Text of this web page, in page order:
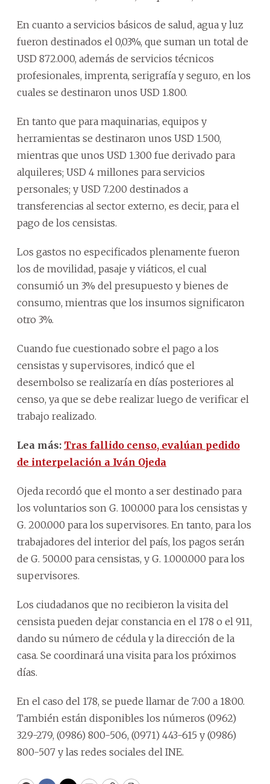
En cuanto a servicios básicos de salud, agua y luz
fueron destinados el 0,03%, que suman un total de
USD 872.000, además de servicios técnicos
profesionales, imprenta, serigrafía y seguro, en los
cuales se destinaron unos USD 1.800.
En tanto que para maquinarias, equipos y
herramientas se destinaron unos USD 1.500,
mientras que unos USD 1.300 fue derivado para
alquileres; USD 4 millones para servicios
personales; y USD 7.200 destinados a
transferencias al sector externo, es decir, para el
pago de los censistas.
Los gastos no especificados plenamente fueron
los de movilidad, pasaje y viáticos, el cual
consumió un 3% del presupuesto y bienes de
consumo, mientras que los insumos significaron
otro 3%.
Cuando fue cuestionado sobre el pago a los
censistas y supervisores, indicó que el
desembolso se realizaría en días posteriores al
censo, ya que se debe realizar luego de verificar el
trabajo realizado.
Lea más: Tras fallido censo, evalúan pedido
de interpelación a Iván Ojeda
Ojeda recordó que el monto a ser destinado para
los voluntarios son G. 100.000 para los censistas y
G. 200.000 para los supervisores. En tanto, para los
trabajadores del interior del país, los pagos serán
de G. 500.00 para censistas, y G. 1.000.000 para los
supervisores.
Los ciudadanos que no recibieron la visita del
censista pueden dejar constancia en el 178 o el 911,
dando su número de cédula y la dirección de la
casa. Se coordinará una visita para los próximos
días.
En el caso del 178, se puede llamar de 7:00 a 18:00.
También están disponibles los números (0962)
329-279, (0986) 800-506, (0971) 443-615 y (0986)
800-507 y las redes sociales del INE.